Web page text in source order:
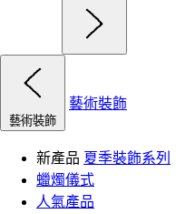
藝術裝飾
藝術裝飾
新產品 夏季裝飾系列
蠟燭儀式
人氣產品